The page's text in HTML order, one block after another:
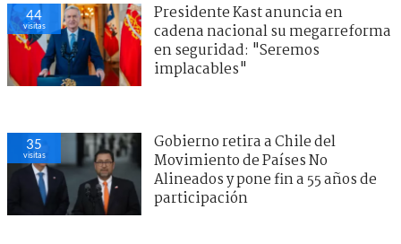
44
visitas
Presidente Kast anuncia en
cadena nacional su megarreforma
en seguridad: "Seremos
implacables"
35
visitas
Gobierno retira a Chile del
Movimiento de Países No
Alineados y pone fin a 55 años de
participación